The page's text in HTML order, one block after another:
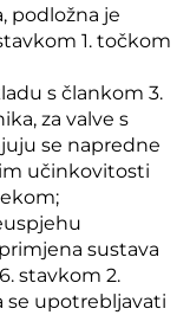
podložna je
1. točkom
s člankom 3.
za valve s
se napredne
učinkovitosti
sustava
stavkom 2.
se upotrebljavati